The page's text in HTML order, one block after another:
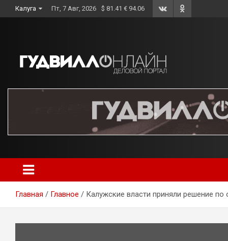
to
Калуга Пт, 7 Авг, 2026 $ 81.41 € 94.06
Главная Главное Калужские власти приняли решение по